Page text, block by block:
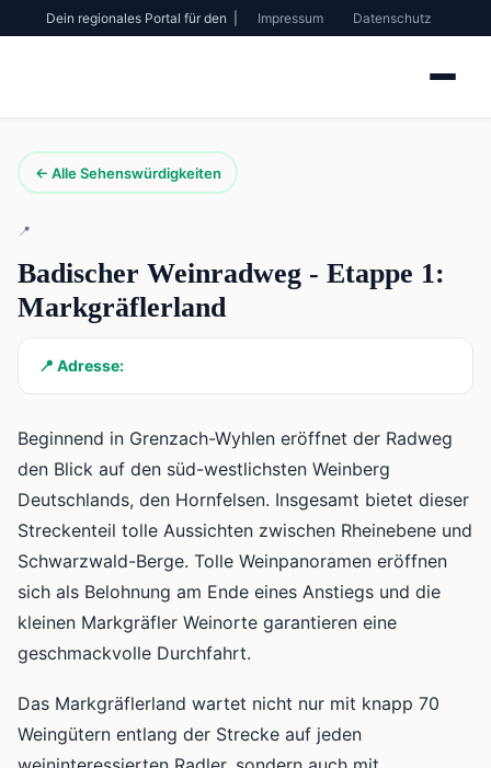
Dein regionales Portal für den | Impressum Datenschutz
← Alle Sehenswürdigkeiten
📍
Badischer Weinradweg - Etappe 1:
Markgräflerland
📍 Adresse:
Beginnend in Grenzach-Wyhlen eröffnet der Radweg
den Blick auf den süd-westlichsten Weinberg
Deutschlands, den Hornfelsen. Insgesamt bietet dieser
Streckenteil tolle Aussichten zwischen Rheinebene und
Schwarzwald-Berge. Tolle Weinpanoramen eröffnen
sich als Belohnung am Ende eines Anstiegs und die
kleinen Markgräfler Weinorte garantieren eine
geschmackvolle Durchfahrt.
Das Markgräflerland wartet nicht nur mit knapp 70
Weingütern entlang der Strecke auf jeden